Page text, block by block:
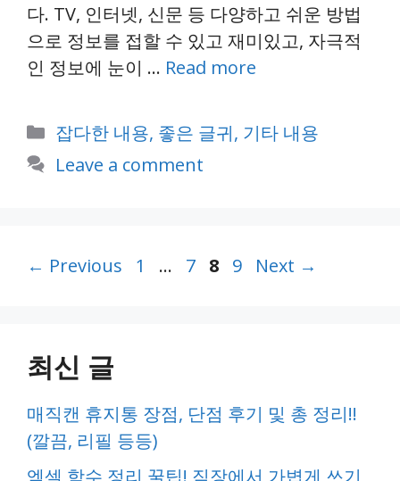
다. TV, 인터넷, 신문 등 다양하고 쉬운 방법
으로 정보를 접할 수 있고 재미있고, 자극적
인 정보에 눈이 … Read more
Categories
잡다한 내용, 좋은 글귀, 기타 내용
Leave a comment
← Previous Page
1 … Page
7 Page
8 Page
9 Next →
최신 글
매직캔 휴지통 장점, 단점 후기 및 총 정리!!
(깔끔, 리필 등등)
엑셀 함수 정리 꿀팁! 직장에서 가볍게 쓰기